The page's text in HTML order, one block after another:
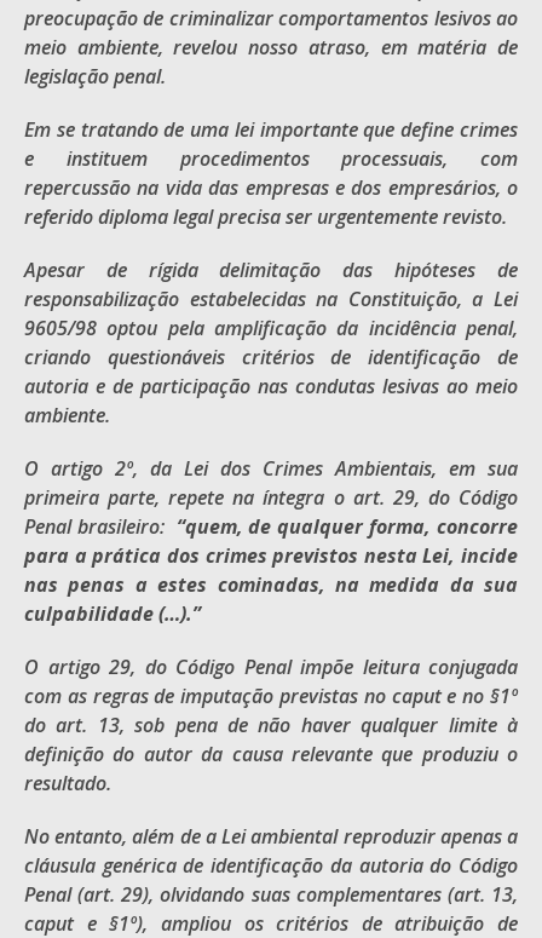
preocupação de criminalizar comportamentos lesivos ao
meio ambiente, revelou nosso atraso, em matéria de
legislação penal.
Em se tratando de uma lei importante que define crimes
e instituem procedimentos processuais, com
repercussão na vida das empresas e dos empresários, o
referido diploma legal precisa ser urgentemente revisto.
Apesar de rígida delimitação das hipóteses de
responsabilização estabelecidas na Constituição, a Lei
9605/98 optou pela amplificação da incidência penal,
criando questionáveis critérios de identificação de
autoria e de participação nas condutas lesivas ao meio
ambiente.
O artigo 2º, da Lei dos Crimes Ambientais, em sua
primeira parte, repete na íntegra o art. 29, do Código
Penal brasileiro: “quem, de qualquer forma, concorre
para a prática dos crimes previstos nesta Lei, incide
nas penas a estes cominadas, na medida da sua
culpabilidade (…).”
O artigo 29, do Código Penal impõe leitura conjugada
com as regras de imputação previstas no caput e no §1º
do art. 13, sob pena de não haver qualquer limite à
definição do autor da causa relevante que produziu o
resultado.
No entanto, além de a Lei ambiental reproduzir apenas a
cláusula genérica de identificação da autoria do Código
Penal (art. 29), olvidando suas complementares (art. 13,
caput e §1º), ampliou os critérios de atribuição de